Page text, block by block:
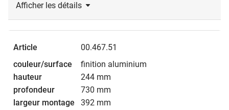
Afficher les détails
00.467.51
finition aluminium
244 mm
730 mm
392 mm